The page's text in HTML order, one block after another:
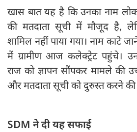
खास बात यह है कि उनका नाम
की मतदाता सूची में मौजूद है,
शामिल नहीं पाया गया। नाम काटे
में ग्रामीण आज कलेक्ट्रेट पहुंचे।
राज को ज्ञापन सौंपकर मामले की
और मतदाता सूची को दुरुस्त करने की
SDM ने दी यह सफाई